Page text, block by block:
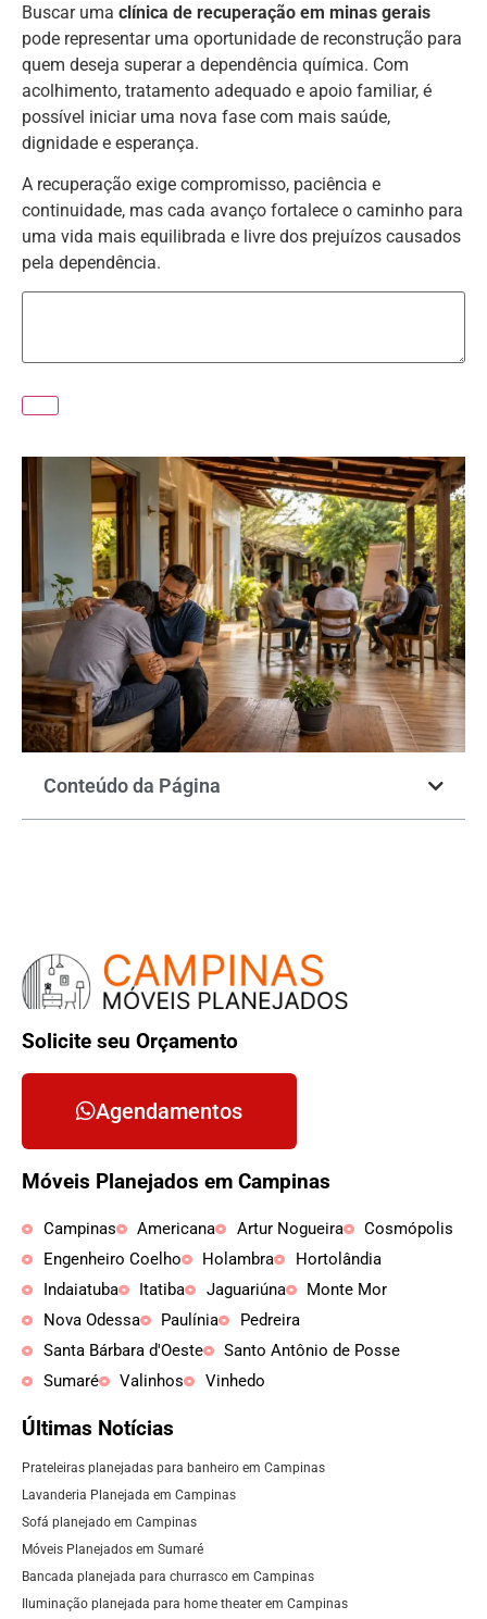
Buscar uma clínica de recuperação em minas gerais
pode representar uma oportunidade de reconstrução para
quem deseja superar a dependência química. Com
acolhimento, tratamento adequado e apoio familiar, é
possível iniciar uma nova fase com mais saúde,
dignidade e esperança.
A recuperação exige compromisso, paciência e
continuidade, mas cada avanço fortalece o caminho para
uma vida mais equilibrada e livre dos prejuízos causados
pela dependência.
Conteúdo da Página
Solicite seu Orçamento
Agendamentos
Móveis Planejados em Campinas
Campinas Americana Artur Nogueira
Cosmópolis
Engenheiro Coelho
Holambra
Hortolândia
Indaiatuba
Itatiba Jaguariúna
Monte Mor
Nova Odessa
Paulínia
Pedreira
Santa Bárbara d'Oeste
Santo Antônio de Posse
Sumaré
Valinhos Vinhedo
Últimas Notícias
Prateleiras planejadas para banheiro em Campinas
Lavanderia Planejada em Campinas
Sofá planejado em Campinas
Móveis Planejados em Sumaré
Bancada planejada para churrasco em Campinas
Iluminação planejada para home theater em Campinas